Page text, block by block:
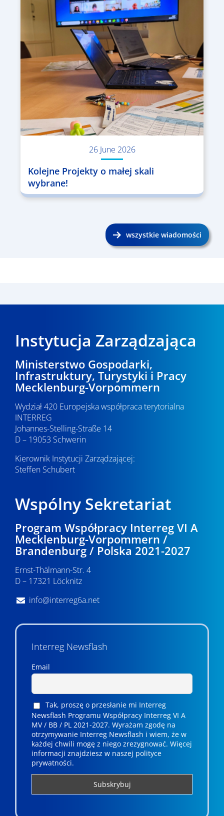
26 June 2026
Kolejne Projekty o małej skali
wybrane!
wszystkie wiadomości
Instytucja Zarządzająca
Ministerstwo Gospodarki,
Infrastruktury, Turystyki i Pracy
Mecklenburg-Vorpommern
Wydział 420 Europejska współpraca terytorialna
INTERREG
Johannes-Stelling-Straße 14
D – 19053 Schwerin
Kierownik Instytucji Zarządzającej:
Steffen Schubert
Wspólny Sekretariat
Program Współpracy Interreg VI A
Mecklenburg-Vorpommern /
Brandenburg / Polska 2021-2027
Ernst-Thälmann-Str. 4
D – 17321 Löcknitz
info@interreg6a.net
Interreg Newsflash
Email
Tak, proszę o przesłanie mi Interreg
Newsflash Programu Współpracy Interreg VI A
MV / BB / PL 2021-2027. Wyrażam zgodę na
otrzymywanie Interreg Newsflash i wiem, że w
każdej chwili mogę z niego zrezygnować. ­­Więcej
informacji znajdziesz w naszej polityce
prywatności.